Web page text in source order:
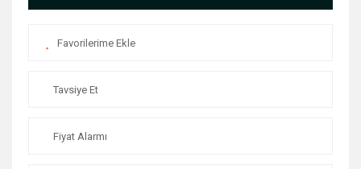
Tavsiye Et
Fiyat Alarmı